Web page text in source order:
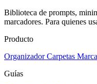
Biblioteca de prompts,
marcadores. Para quienes
Producto
OrganizadorCarpetas
Guías